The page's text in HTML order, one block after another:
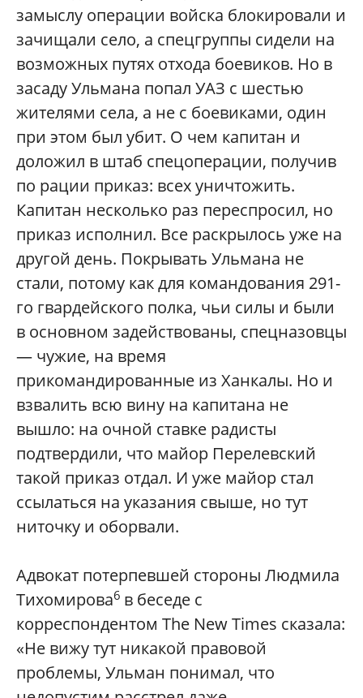
замыслу операции войска блокировали и
зачищали село, а спецгруппы сидели на
возможных путях отхода боевиков. Но в
засаду Ульмана попал УАЗ с шестью
жителями села, а не с боевиками, один
при этом был убит. О чем капитан и
доложил в штаб спецоперации, получив
по рации приказ: всех уничтожить.
Капитан несколько раз переспросил, но
приказ исполнил. Все раскрылось уже на
другой день. Покрывать Ульмана не
стали, потому как для командования 291-
го гвардейского полка, чьи силы и были
в основном задействованы, спецназовцы
— чужие, на время
прикомандированные из Ханкалы. Но и
взвалить всю вину на капитана не
вышло: на очной ставке радисты
подтвердили, что майор Перелевский
такой приказ отдал. И уже майор стал
ссылаться на указания свыше, но тут
ниточку и оборвали.
Адвокат потерпевшей стороны Людмила
Тихомирова6 в беседе с
корреспондентом The New Times сказала:
«Не вижу тут никакой правовой
проблемы, Ульман понимал, что